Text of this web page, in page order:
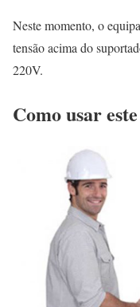
Neste momento, o
tensão acima do
220V.
Como usar